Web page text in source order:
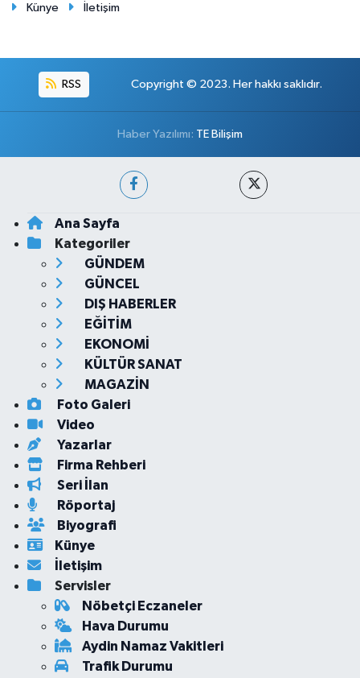
Künye İletişim
RSS Copyright © 2023. Her hakkı saklıdır.
Haber Yazılımı: TE Bilişim
Ana Sayfa
Kategoriler
GÜNDEM
GÜNCEL
DIŞ HABERLER
EĞİTİM
EKONOMİ
KÜLTÜR SANAT
MAGAZİN
Foto Galeri
Video
Yazarlar
Firma Rehberi
Seri İlan
Röportaj
Biyografi
Künye
İletişim
Servisler
Nöbetçi Eczaneler
Hava Durumu
Aydin Namaz Vakitleri
Trafik Durumu